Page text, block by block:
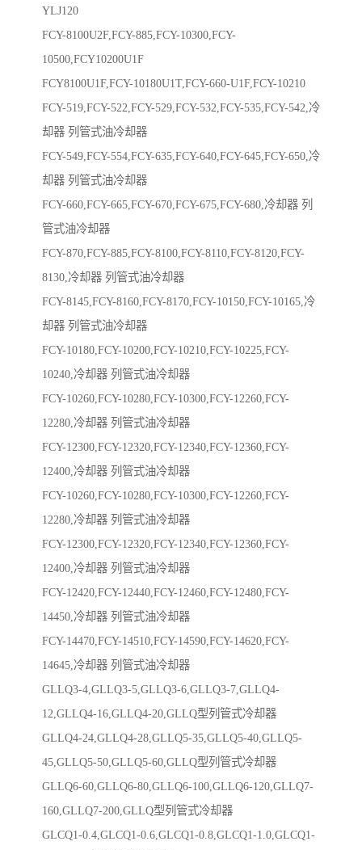
YLJ120
FCY-8100U2F,FCY-885,FCY-10300,FCY-
10500,FCY10200U1F
FCY8100U1F,FCY-10180U1T,FCY-660-U1F,FCY-10210
FCY-519,FCY-522,FCY-529,FCY-532,FCY-535,FCY-542,冷
却器 列管式油冷却器
FCY-549,FCY-554,FCY-635,FCY-640,FCY-645,FCY-650,冷
却器 列管式油冷却器
FCY-660,FCY-665,FCY-670,FCY-675,FCY-680,冷却器 列
管式油冷却器
FCY-870,FCY-885,FCY-8100,FCY-8110,FCY-8120,FCY-
8130,冷却器 列管式油冷却器
FCY-8145,FCY-8160,FCY-8170,FCY-10150,FCY-10165,冷
却器 列管式油冷却器
FCY-10180,FCY-10200,FCY-10210,FCY-10225,FCY-
10240,冷却器 列管式油冷却器
FCY-10260,FCY-10280,FCY-10300,FCY-12260,FCY-
12280,冷却器 列管式油冷却器
FCY-12300,FCY-12320,FCY-12340,FCY-12360,FCY-
12400,冷却器 列管式油冷却器
FCY-10260,FCY-10280,FCY-10300,FCY-12260,FCY-
12280,冷却器 列管式油冷却器
FCY-12300,FCY-12320,FCY-12340,FCY-12360,FCY-
12400,冷却器 列管式油冷却器
FCY-12420,FCY-12440,FCY-12460,FCY-12480,FCY-
14450,冷却器 列管式油冷却器
FCY-14470,FCY-14510,FCY-14590,FCY-14620,FCY-
14645,冷却器 列管式油冷却器
GLLQ3-4,GLLQ3-5,GLLQ3-6,GLLQ3-7,GLLQ4-
12,GLLQ4-16,GLLQ4-20,GLLQ型列管式冷却器
GLLQ4-24,GLLQ4-28,GLLQ5-35,GLLQ5-40,GLLQ5-
45,GLLQ5-50,GLLQ5-60,GLLQ型列管式冷却器
GLLQ6-60,GLLQ6-80,GLLQ6-100,GLLQ6-120,GLLQ7-
160,GLLQ7-200,GLLQ型列管式冷却器
GLCQ1-0.4,GLCQ1-0.6,GLCQ1-0.8,GLCQ1-1.0,GLCQ1-